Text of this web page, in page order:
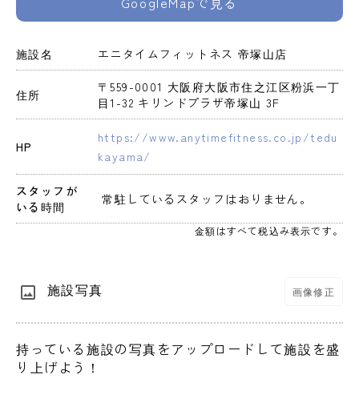
施設名 エニタイムフィットネス 帝塚山店
住所
〒559-0001 大阪府大阪市住之江区粉浜一丁
目1-32 キリンドプラザ帝塚山 3F
HP
https://www.anytimefitness.co.jp/tedu
kayama/
スタッフが
いる時間
常駐しているスタッフはおりません。
金額はすべて税込み表示です。
施設写真 画像修正
持っている施設の写真をアップロードして施設を盛
り上げよう！